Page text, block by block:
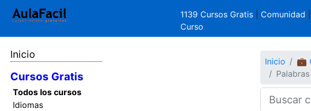
1139 Cursos Gratis Comunidad
Curso
Inicio
Cursos Gratis
Todos los cursos
Idiomas
Inicio 💼